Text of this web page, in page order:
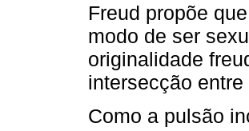
Freud propõe
modo de ser
originalidade
intersecção
Como a pulsão